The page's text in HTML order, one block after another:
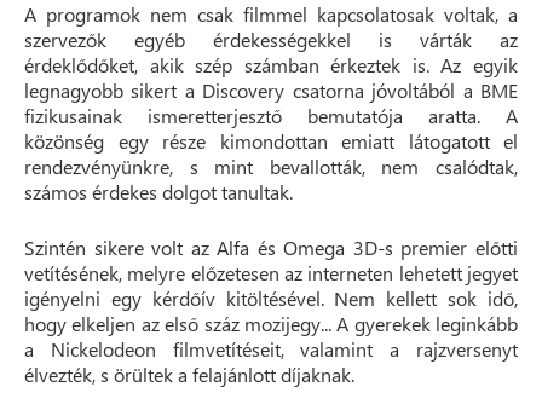
A programok nem csak filmmel kapcsolatosak voltak, a
szervezők egyéb érdekességekkel is várták az
érdeklődőket, akik szép számban érkeztek is. Az egyik
legnagyobb sikert a Discovery csatorna jóvoltából a BME
fizikusainak ismeretterjesztő bemutatója aratta. A
közönség egy része kimondottan emiatt látogatott el
rendezvényünkre, s mint bevallották, nem csalódtak,
számos érdekes dolgot tanultak.
Szintén sikere volt az Alfa és Omega 3D-s premier előtti
vetítésének, melyre előzetesen az interneten lehetett jegyet
igényelni egy kérdőív kitöltésével. Nem kellett sok idő,
hogy elkeljen az első száz mozijegy... A gyerekek leginkább
a Nickelodeon filmvetítéseit, valamint a rajzversenyt
élvezték, s örültek a felajánlott díjaknak.